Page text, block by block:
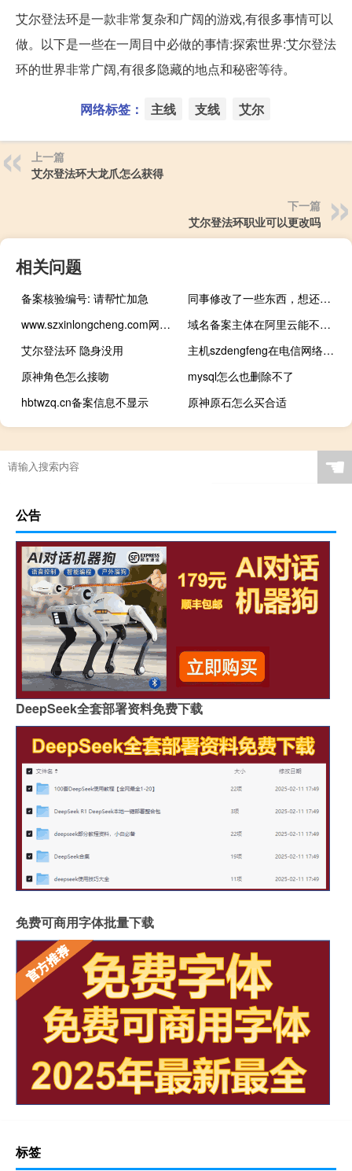
艾尔登法环是一款非常复杂和广阔的游戏,有很多事情可以
做。以下是一些在一周目中必做的事情:探索世界:艾尔登法
环的世界非常广阔,有很多隐藏的地点和秘密等待。
网络标签： 主线 支线 艾尔
上一篇
艾尔登法环大龙爪怎么获得
下一篇
艾尔登法环职业可以更改吗
相关问题
备案核验编号: 请帮忙加急
同事修改了一些东西，想还原最初操作
www.szxinlongcheng.com网站百度无法打开
域名备案主体在阿里云能不能只转其中一个域名到西部数码？
艾尔登法环 隐身没用
主机szdengfeng在电信网络下访问不了
原神角色怎么接吻
mysql怎么也删除不了
hbtwzq.cn备案信息不显示
原神原石怎么买合适
☚
公告
DeepSeek全套部署资料免费下载
免费可商用字体批量下载
标签